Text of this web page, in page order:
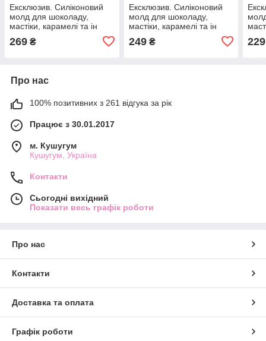
Ексклюзив. Силіконовий
молд для шоколаду,
мастіки, карамелі та ін
великдень"
269 ₴
Ексклюзив. Силіконовий
молд для шоколаду,
мастіки, карамелі та ін
№2"
249₴ 229
Про нас
100% позитивних з 261 відгука за рік
Працює з 30.01.2017
м. Кушугум
Кушугум, Україна
Контакти
Сьогодні вихідний
Показати весь графік роботи
Про нас
Контакти
Доставка та оплата
Графік роботи